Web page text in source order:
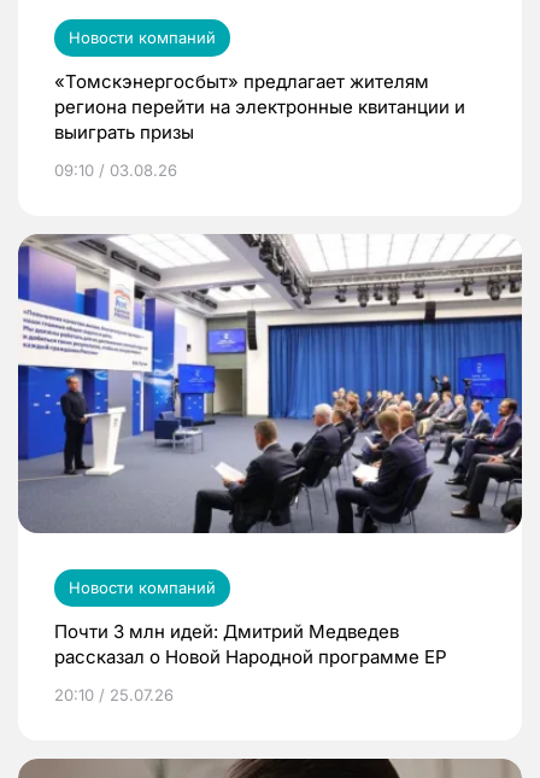
Новости компаний
«Томскэнергосбыт» предлагает жителям
региона перейти на электронные квитанции и
выиграть призы
09:10 / 03.08.26
Новости компаний
Почти 3 млн идей: Дмитрий Медведев
рассказал о Новой Народной программе ЕР
20:10 / 25.07.26